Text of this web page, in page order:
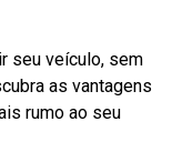
seu veículo, sem
as vantagens
rumo ao seu